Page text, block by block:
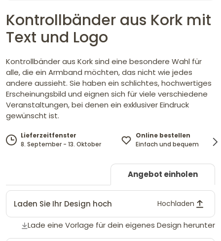
Kontrollbänder aus Kork mit
Text und Logo
Kontrollbänder aus Kork sind eine besondere Wahl für
alle, die ein Armband möchten, das nicht wie jedes
andere aussieht. Sie haben ein schlichtes, hochwertiges
Erscheinungsbild und eignen sich für viele verschiedene
Veranstaltungen, bei denen ein exklusiver Eindruck
gewünscht ist.
Lieferzeitfenster
8. September - 13. Oktober
Online bestellen
Einfach und bequem
Angebot einholen
Laden Sie Ihr Design hoch Hochladen
Lade eine Vorlage für dein eigenes Design herunter